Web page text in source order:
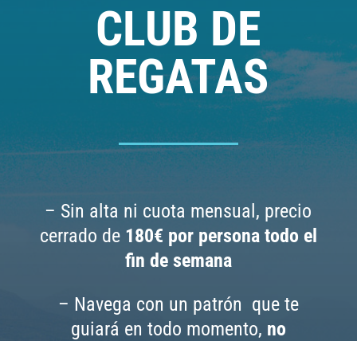
CLUB DE
REGATAS
– Sin alta ni cuota mensual, precio
cerrado de 180€ por persona todo el
fin de semana
– Navega con un patrón que te
guiará en todo momento, no